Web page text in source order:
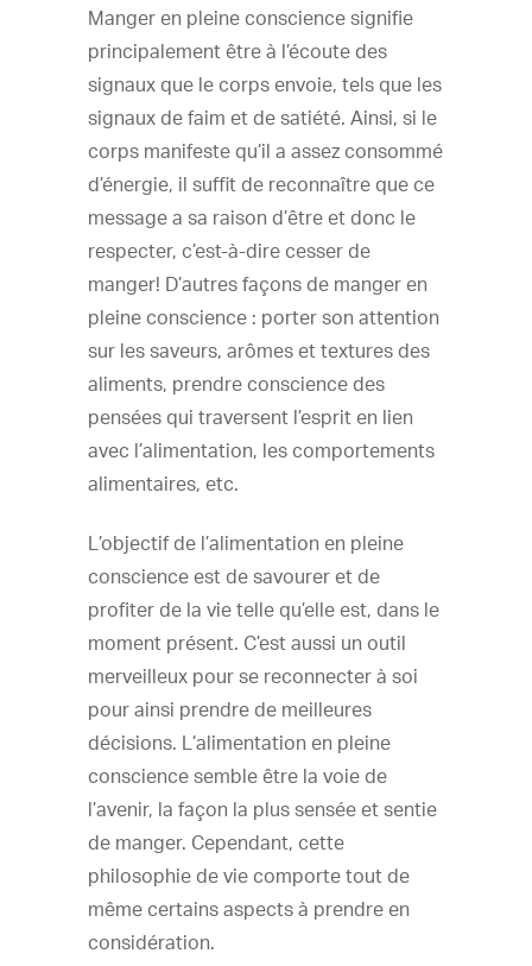
Manger en pleine conscience signifie
principalement être à l’écoute des
signaux que le corps envoie, tels que les
signaux de faim et de satiété. Ainsi, si le
corps manifeste qu’il a assez consommé
d’énergie, il suffit de reconnaître que ce
message a sa raison d’être et donc le
respecter, c’est-à-dire cesser de
manger! D’autres façons de manger en
pleine conscience : porter son attention
sur les saveurs, arômes et textures des
aliments, prendre conscience des
pensées qui traversent l’esprit en lien
avec l’alimentation, les comportements
alimentaires, etc.
L’objectif de l’alimentation en pleine
conscience est de savourer et de
profiter de la vie telle qu’elle est, dans le
moment présent. C’est aussi un outil
merveilleux pour se reconnecter à soi
pour ainsi prendre de meilleures
décisions. L’alimentation en pleine
conscience semble être la voie de
l’avenir, la façon la plus sensée et sentie
de manger. Cependant, cette
philosophie de vie comporte tout de
même certains aspects à prendre en
considération.